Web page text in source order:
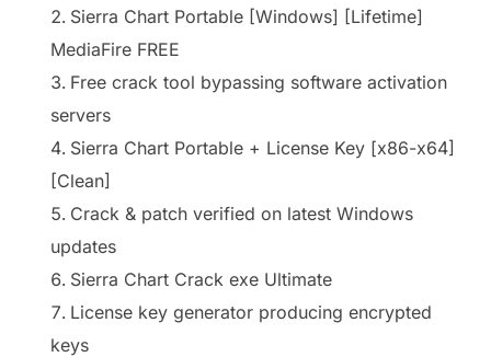
Sierra Chart Portable [Windows] [Lifetime]
MediaFire FREE
Free crack tool bypassing software activation
servers
Sierra Chart Portable + License Key [x86-x64]
[Clean]
Crack & patch verified on latest Windows
updates
Sierra Chart Crack exe Ultimate
License key generator producing encrypted
keys